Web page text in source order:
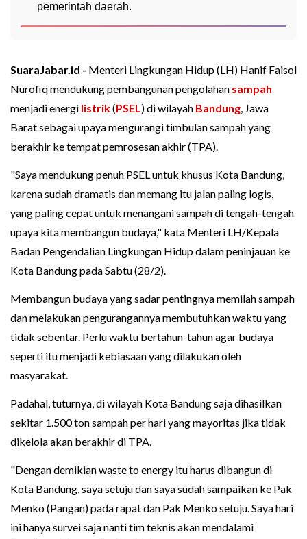
pemerintah daerah.
SuaraJabar.id - Menteri Lingkungan Hidup (LH) Hanif Faisol
Nurofiq mendukung pembangunan pengolahan sampah
menjadi energi listrik(PSEL) di wilayah Bandung, Jawa
Barat sebagai upaya mengurangi timbulan sampah yang
berakhir ke tempat pemrosesan akhir (TPA).
"Saya mendukung penuh PSEL untuk khusus Kota Bandung,
karena sudah dramatis dan memang itu jalan paling logis,
yang paling cepat untuk menangani sampah di tengah-tengah
upaya kita membangun budaya," kata Menteri LH/Kepala
Badan Pengendalian Lingkungan Hidup dalam peninjauan ke
Kota Bandung pada Sabtu (28/2).
Membangun budaya yang sadar pentingnya memilah sampah
dan melakukan pengurangannya membutuhkan waktu yang
tidak sebentar. Perlu waktu bertahun-tahun agar budaya
seperti itu menjadi kebiasaan yang dilakukan oleh
masyarakat.
Padahal, tuturnya, di wilayah Kota Bandung saja dihasilkan
sekitar 1.500 ton sampah per hari yang mayoritas jika tidak
dikelola akan berakhir di TPA.
"Dengan demikian waste to energy itu harus dibangun di
Kota Bandung, saya setuju dan saya sudah sampaikan ke Pak
Menko (Pangan) pada rapat dan Pak Menko setuju. Saya hari
ini hanya survei saja nanti tim teknis akan mendalami